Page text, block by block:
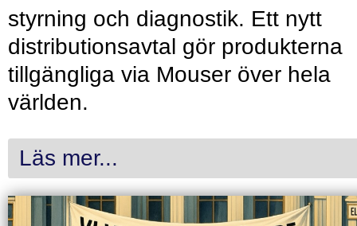
styrning och diagnostik. Ett nytt
distributionsavtal gör produkterna
tillgängliga via Mouser över hela
världen.
Läs mer...